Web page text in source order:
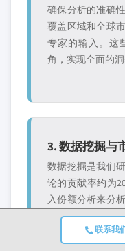
联系我
确保分析的准确
覆盖区域和全球
专家的输入。这
角，实现全面的
3. 数据挖掘与
数据挖掘是我们
论的贡献率约为
入份额分析来分
宏观经济因素。
以建立可靠的数